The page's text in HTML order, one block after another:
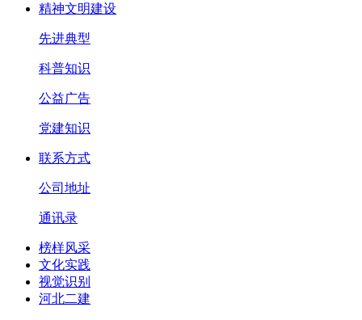
精神文明建设
先进典型
科普知识
公益广告
党建知识
联系方式
公司地址
通讯录
榜样风采
文化实践
视觉识别
河北二建